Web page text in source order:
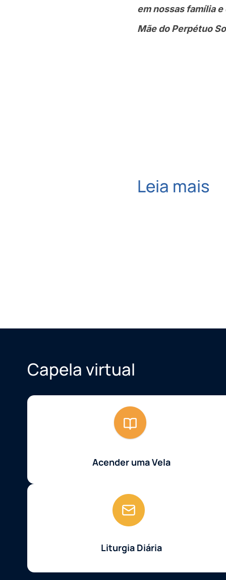
em nossas família
Mãe do
Leia mais
Capela virtual
Acender uma Vela
Liturgia Diária